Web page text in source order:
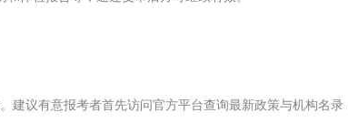
议有意报考者首先访问官方平台查询最新政策与机构名